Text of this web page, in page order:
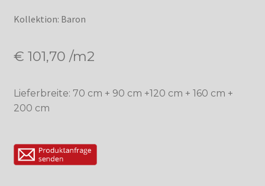
Kollektion: Baron
€ 101,70 /m2
Lieferbreite: 70 cm + 90 cm +120 cm + 160 cm +
200 cm